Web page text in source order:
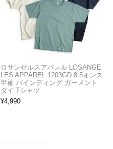
ロサンゼルスアパレル LOSANGE
LES APPAREL 1203GD 8.5オンス
半袖 バインディング ガーメント
ダイ Tシャツ
¥4,990